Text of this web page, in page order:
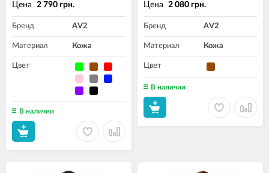
Цена 2 790 грн.
Бренд AV2
Материал Кожа
Цвет
В наличии
Цена 2 080 грн.
Бренд AV2
Материал Кожа
Цвет
В наличии